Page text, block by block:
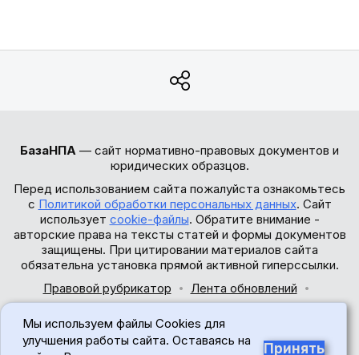
БазаНПА — сайт нормативно-правовых документов и
юридических образцов.
Перед использованием сайта пожалуйста ознакомьтесь
с Политикой обработки персональных данных. Сайт
использует cookie-файлы. Обратите внимание -
авторские права на тексты статей и формы документов
защищены. При цитировании материалов сайта
обязательна установка прямой активной гиперссылки.
Правовой рубрикатор
Лента обновлений
© 2017-2026
Мы используем файлы Cookies для
улучшения работы сайта. Оставаясь на
Принять